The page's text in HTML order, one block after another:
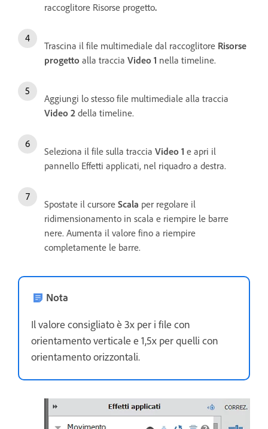
raccoglitore Risorse progetto.
Trascina il file multimediale dal raccoglitore Risorse
progetto alla traccia Video 1 nella timeline.
Aggiungi lo stesso file multimediale alla traccia
Video 2 della timeline.
Seleziona il file sulla traccia Video 1 e apri il
pannello Effetti applicati, nel riquadro a destra.
Spostate il cursore Scala per regolare il
ridimensionamento in scala e riempire le barre
nere. Aumenta il valore fino a riempire
completamente le barre.
Nota
Il valore consigliato è 3x per i file con
orientamento verticale e 1,5x per quelli con
orientamento orizzontali.